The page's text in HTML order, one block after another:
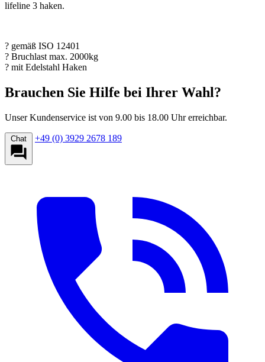
lifeline 3 haken.
? gemäß ISO 12401
? Bruchlast max. 2000kg
? mit Edelstahl Haken
Brauchen Sie Hilfe bei Ihrer Wahl?
Unser Kundenservice ist von 9.00 bis 18.00 Uhr erreichbar.
Chat +49 (0) 3929 2678 189